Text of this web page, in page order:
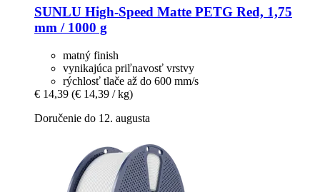
SUNLU High-​Speed Matte PETG Red, 1,75
mm / 1000 g
matný finish
vynikajúca priľnavosť vrstvy
rýchlosť tlače až do 600 mm/s
€ 14,39 (€ 14,39 / kg)
Doručenie do 12. augusta